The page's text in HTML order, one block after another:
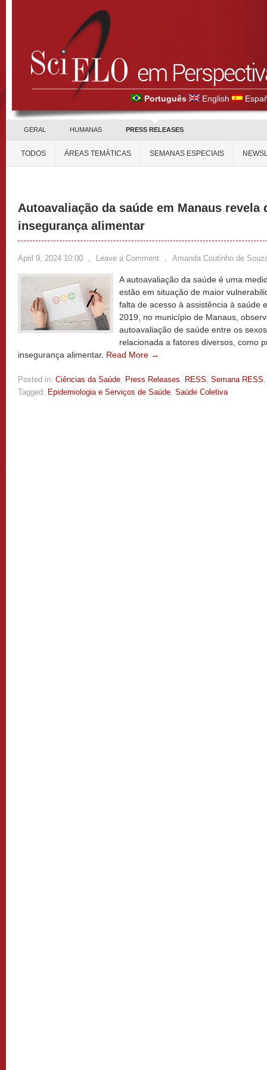
Português English
GERAL HUMANAS PRESS RELEASES
TODOS ÁREAS TEMÁTICAS SEMANAS ESPECIAIS
Autoavaliação da saúde em Manaus revela
insegurança alimentar
April 9, 2024 10:00 , Leave a Comment , Amanda Coutinho de
A autoavaliação da saúde é uma
estão em situação de maior
falta de acesso à assistência à saúde
2019, no município de Manaus,
autoavaliação de saúde entre os
relacionada a fatores diversos, como
insegurança alimentar. Read More →
Posted in: Ciências da Saúde, Press Releases, RESS, Semana RESS
Tagged: Epidemiologia e Serviços de Saúde, Saúde Coletiva